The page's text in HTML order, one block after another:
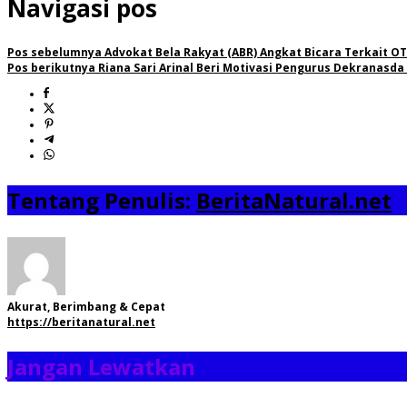
Navigasi pos
Pos sebelumnya Advokat Bela Rakyat (ABR) Angkat Bicara Terkait
Pos berikutnya Riana Sari Arinal Beri Motivasi Pengurus
Tentang Penulis: BeritaNatural.net
Akurat, Berimbang & Cepat
https://beritanatural.net
Jangan Lewatkan